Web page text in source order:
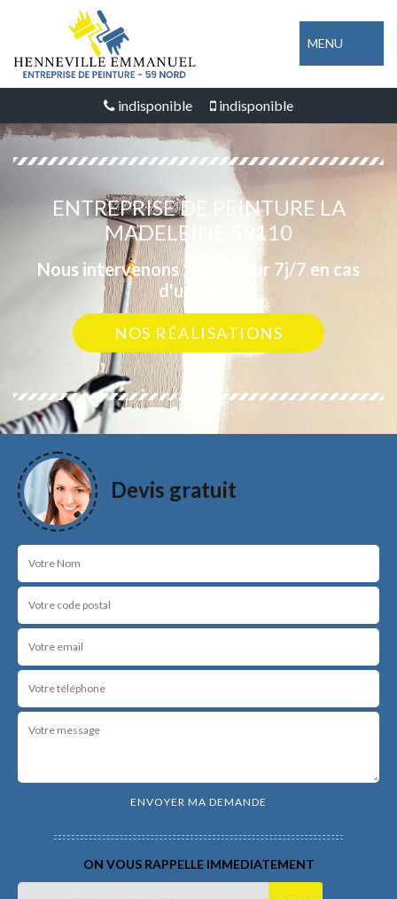
MENU
indisponible indisponible
ENTREPRISE DE PEINTURE LA
MADELEINE 59110
Nous intervenons 24h/24 sur 7j/7 en cas
d'urgence
NOS RÉALISATIONS
Devis gratuit
ON VOUS RAPPELLE IMMEDIATEMENT